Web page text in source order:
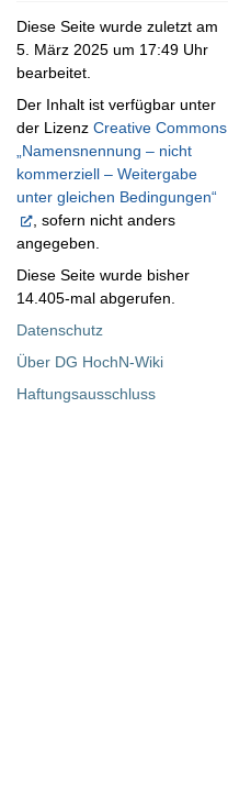
Diese Seite wurde zuletzt am
5. März 2025 um 17:49 Uhr
bearbeitet.
Der Inhalt ist verfügbar unter
der Lizenz Creative Commons
„Namensnennung – nicht
kommerziell – Weitergabe
unter gleichen Bedingungen“
, sofern nicht anders
angegeben.
Diese Seite wurde bisher
14.405-mal abgerufen.
Datenschutz
Über DG HochN-Wiki
Haftungsausschluss